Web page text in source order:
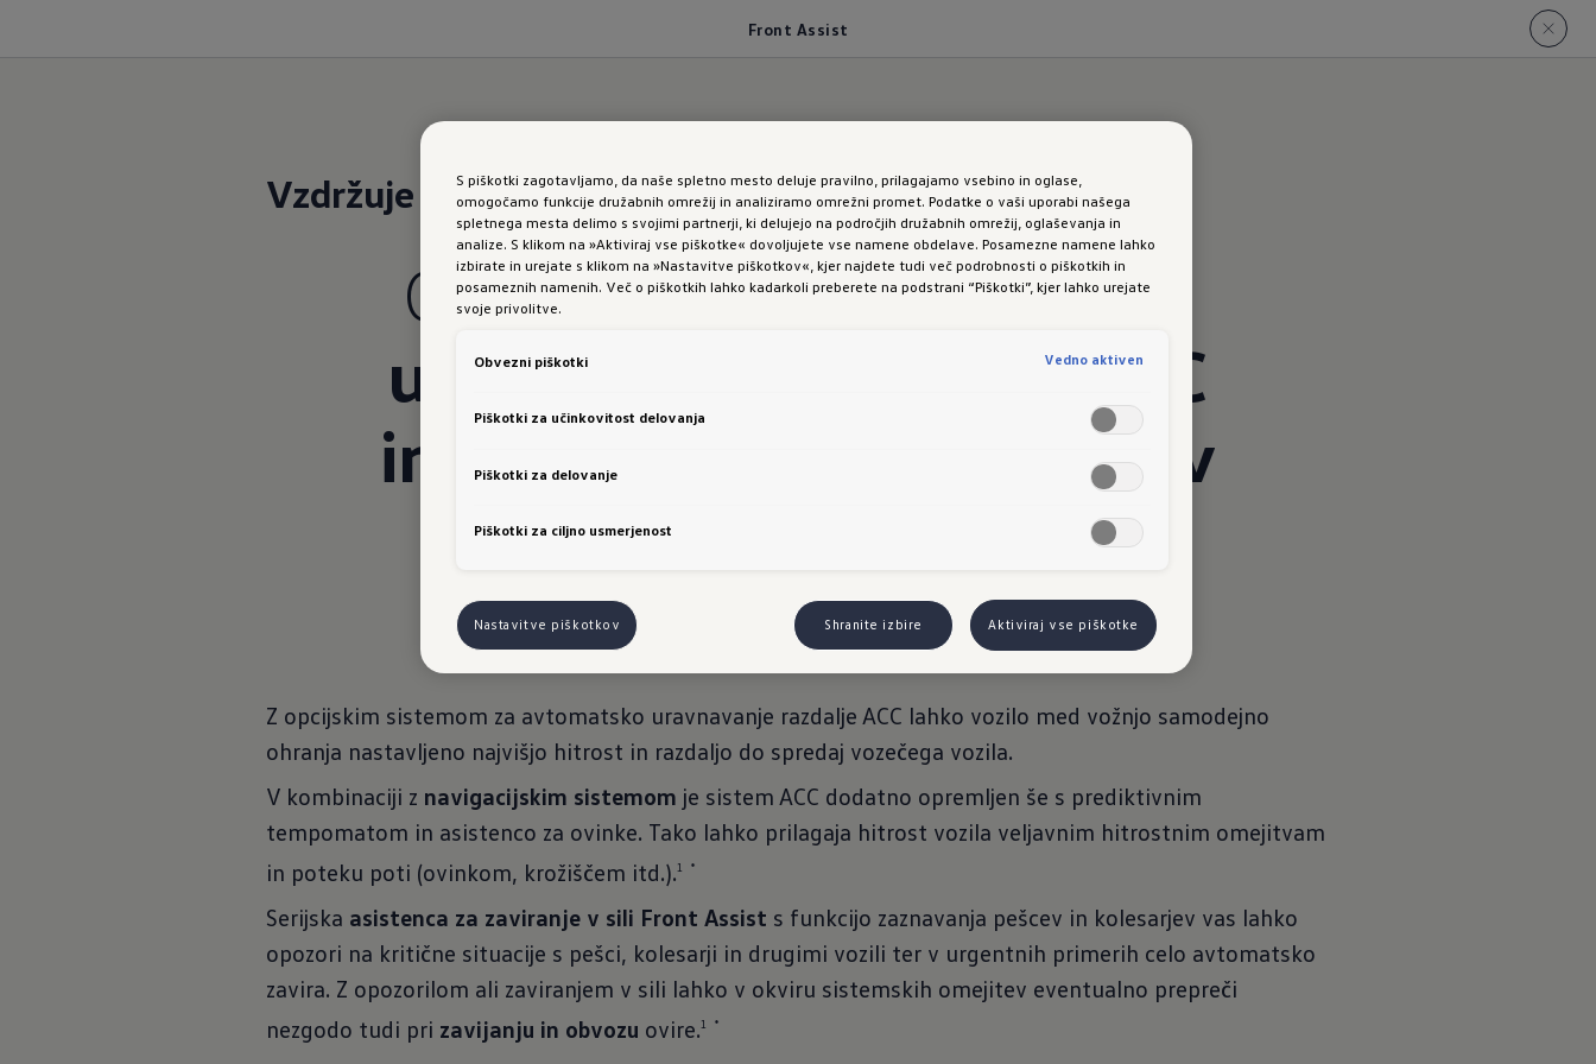
Front Assist
Vzdržuje razdaljo
Golf Variant:Avtomatsko
uravnavanje razdalje ACC
in asistenca za zaviranje v
sili Front Assist
V novem Golfu bo predstavljen sistem za pomoč vozniku "Front Assist".
Z opcijskim sistemom za avtomatsko uravnavanje razdalje ACC lahko vozilo med vožnjo samodejno
ohranja nastavljeno najvišjo hitrost in razdaljo do spredaj vozečega vozila.
V kombinaciji z navigacijskim sistemom je sistem ACC dodatno opremljen še s prediktivnim
tempomatom in asistenco za ovinke. Tako lahko prilagaja hitrost vozila veljavnim hitrostnim omejitvam
in poteku poti (ovinkom, krožiščem itd.).1 *
Serijska asistenca za zaviranje v sili Front Assist s funkcijo zaznavanja pešcev in kolesarjev vas lahko
opozori na kritične situacije s pešci, kolesarji in drugimi vozili ter v urgentnih primerih celo avtomatsko
zavira. Z opozorilom ali zaviranjem v sili lahko v okviru sistemskih omejitev eventualno prepreči
nezgodo tudi pri zavijanju in obvozu ovire.1 *
S piškotki zagotavljamo, da naše spletno mesto deluje pravilno, prilagajamo vsebino in oglase,
omogočamo funkcije družabnih omrežij in analiziramo omrežni promet. Podatke o vaši uporabi našega
spletnega mesta delimo s svojimi partnerji, ki delujejo na področjih družabnih omrežij, oglaševanja in
analize. S klikom na »Aktiviraj vse piškotke« dovoljujete vse namene obdelave. Posamezne namene lahko
izbirate in urejate s klikom na »Nastavitve piškotkov«, kjer najdete tudi več podrobnosti o piškotkih in
posameznih namenih. Več o piškotkih lahko kadarkoli preberete na podstrani “Piškotki”, kjer lahko urejate
svoje privolitve.
Obvezni piškotki Vedno aktiven
Piškotki za učinkovitost delovanja
Piškotki za delovanje
Piškotki za ciljno usmerjenost
Nastavitve piškotkov Shranite izbire Aktiviraj vse piškotke